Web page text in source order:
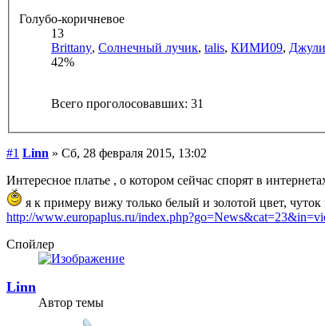
Голубо-коричневое
13
Brittany, Солнечный лучик, talis, КИМИ09,
42%
Всего проголосовавших: 31
#1 Linn » Сб, 28 февраля 2015, 13:02
Интересное платье , о котором сейчас спорят в
я к примеру вижу только белый и золотой цвет,
http://www.europaplus.ru/
Спойлер
Linn
Автор темы